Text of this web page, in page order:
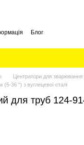
Блог
Центратори для зварювання
36 ") з вуглецевої сталі
для труб 124-